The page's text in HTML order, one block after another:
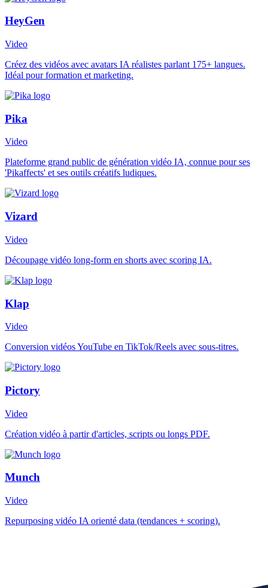
HeyGen
Video
Créez des vidéos avec avatars IA réalistes parlant 175+ langues.
Idéal pour formation et marketing.
Pika
Video
Plateforme grand public de génération vidéo IA, connue pour ses
'Pikaffects' et ses outils créatifs ludiques.
Vizard
Video
Découpage vidéo long-form en shorts avec scoring IA.
Klap
Video
Conversion vidéos YouTube en TikTok/Reels avec sous-titres.
Pictory
Video
Création vidéo à partir d'articles, scripts ou longs PDF.
Munch
Video
Repurposing vidéo IA orienté data (tendances + scoring).